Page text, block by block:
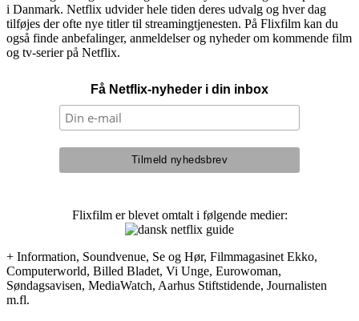
i Danmark. Netflix udvider hele tiden deres udvalg og hver dag
tilføjes der ofte nye titler til streamingtjenesten. På Flixfilm kan du
også finde anbefalinger, anmeldelser og nyheder om kommende film
og tv-serier på Netflix.
Få Netflix-nyheder i din inbox
Flixfilm er blevet omtalt i følgende medier:
+ Information, Soundvenue, Se og Hør, Filmmagasinet Ekko,
Computerworld, Billed Bladet, Vi Unge, Eurowoman,
Søndagsavisen, MediaWatch, Aarhus Stiftstidende, Journalisten
m.fl.